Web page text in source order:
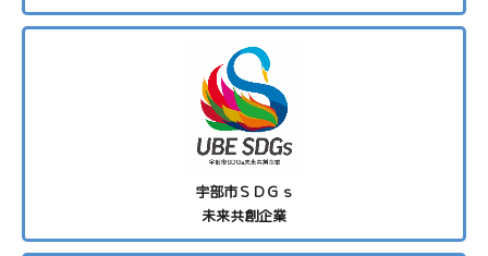
宇部市ＳＤＧｓ
未来共創企業